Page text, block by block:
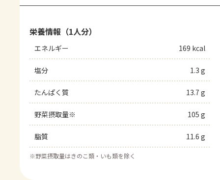
栄養情報（1人分）
エネルギー 169 kcal
塩分 1.3 g
たんぱく質 13.7 g
野菜摂取量※ 105 g
脂質 11.6 g
※野菜摂取量はきのこ類・いも類を除く